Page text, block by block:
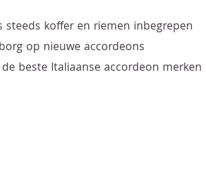
steeds koffer en riemen inbegrepen
op nieuwe accordeons
beste Italiaanse accordeon merken